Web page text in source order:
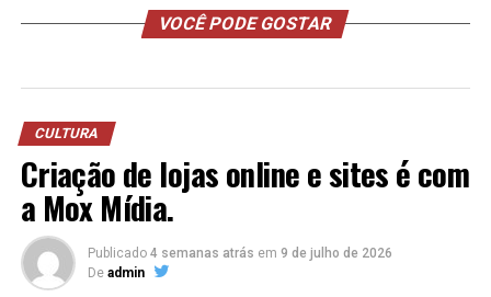
mudança de nome e ampliou o escopo para incluir
produtos e serviços.
VOCÊ PODE GOSTAR
CULTURA
Criação de lojas online e sites é com
a Mox Mídia.
Publicado 4 semanas atrás em 9 de julho de 2026
De admin